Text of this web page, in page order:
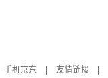
手机京东 友情链接